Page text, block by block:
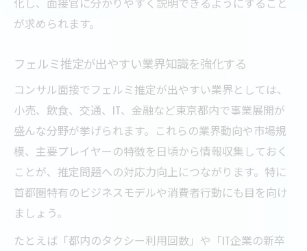
が求められます。
フェルミ推定が出やすい業界知識を強化する
コンサル面接でフェルミ推定が出やすい業界としては、
小売、飲食、交通、IT、金融など東京都内で事業展開が
盛んな分野が挙げられます。これらの業界動向や市場規
模、主要プレイヤーの特徴を日頃から情報収集しておく
ことが、推定問題への対応力向上につながります。特に
首都圏特有のビジネスモデルや消費者行動にも目を向け
ましょう。
たとえば「都内のタクシー利用回数」や「IT企業の新卒